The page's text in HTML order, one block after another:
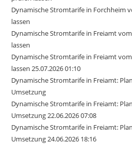
Dynamische Stromtarife in Forchheim
lassen
Dynamische Stromtarife in Freiamt
lassen
Dynamische Stromtarife in Freiamt
lassen 25.07.2026 01:10
Dynamische Stromtarife in Freiamt:
Umsetzung
Dynamische Stromtarife in Freiamt:
Umsetzung 22.06.2026 07:08
Dynamische Stromtarife in Freiamt:
Umsetzung 24.06.2026 18:16